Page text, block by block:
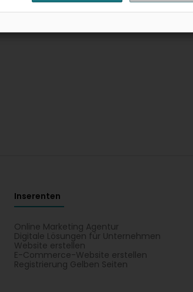
Inserenten
Online Marketing Agentur
Digitale Lösungen für Unternehmen
Website erstellen
E-Commerce-Website erstellen
Registrierung Gelben Seiten